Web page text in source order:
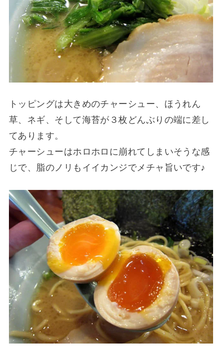
トッピングは大きめのチャーシュー、ほうれん
草、ネギ、そして海苔が３枚どんぶりの端に差し
てあります。
チャーシューはホロホロに崩れてしまいそうな感
じで、脂のノリもイイカンジでメチャ旨いです♪